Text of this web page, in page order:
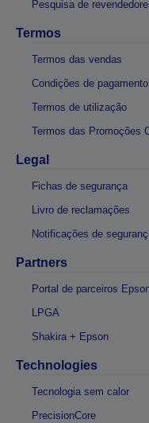
Pesquisa de
Termos
Termos das vendas
Condições de
Termos de utilização
Termos das Promoções
Legal
Fichas de segurança
Livro de reclamações
Notificações de
Partners
Portal de parceiros
LPGA
Shakira + Epson
Technologies
Tecnologia sem calor
PrecisionCore